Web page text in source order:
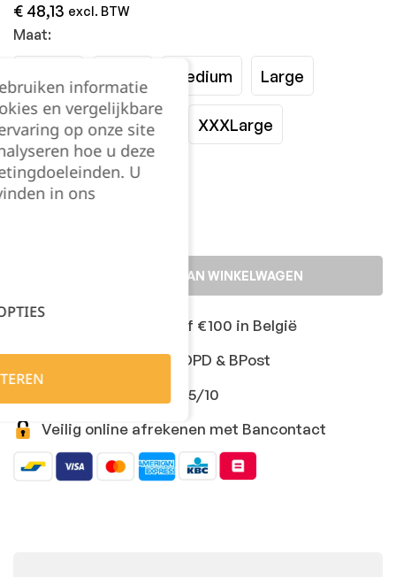
€ 48,13 excl. BTW
Maat:
XSmall Medium Large
XLarge XXLarge XXXLarge
Kies je aantal:
TOEVOEGEN AAN WINKELWAGEN
Gratis levering vanaf €100 in België
Snelle levering met DPD & BPost
Klanten geven ons 9,5/10
Veilig online afrekenen met Bancontact
informatie
en vergelijkbare
op onze site
hoe u deze
U
in ons